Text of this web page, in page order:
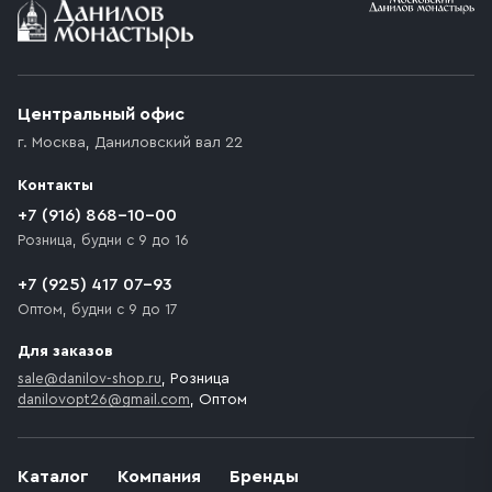
Условия доставки
возникают препятствия для подъезда автомобиля,
которое максимально близко к месту запланированной
движения. Если на территории места назначения
доставки предусмотрен платный въезд, то Покупателю
необходимо компенсировать стоимость въезда
Каталог Компания Бренды
Центральный офис
г. Москва, Даниловский вал 22
Контакты
+7 (916) 868-10-00
Розница, будни с 9 до 16
+7 (925) 417 07-93
Оптом, будни с 9 до 17
Для заказов
sale@danilov-shop.ru, Розница
danilovopt26@gmail.com, Оптом